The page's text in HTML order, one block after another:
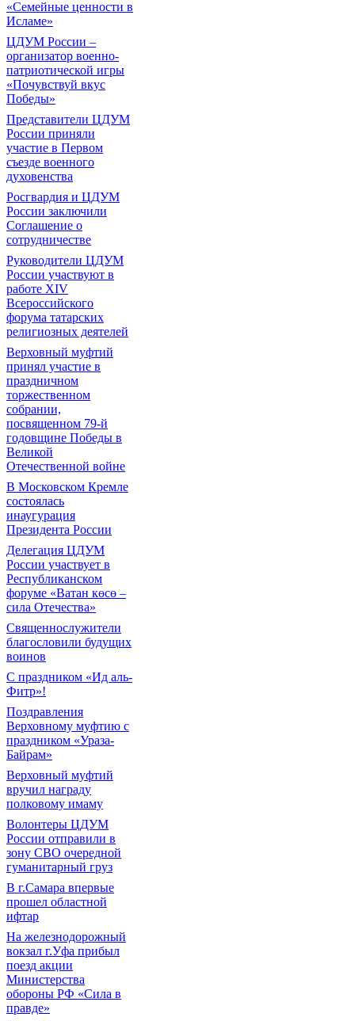
«Семейные ценности в
Исламе»
ЦДУМ России –
организатор военно-
патриотической игры
«Почувствуй вкус
Победы»
Представители ЦДУМ
России приняли
участие в Первом
съезде военного
духовенства
Росгвардия и ЦДУМ
России заключили
Соглашение о
сотрудничестве
Руководители ЦДУМ
России участвуют в
работе XIV
Всероссийского
форума татарских
религиозных деятелей
Верховный муфтий
принял участие в
праздничном
торжественном
собрании,
посвященном 79-й
годовщине Победы в
Великой
Отечественной войне
В Московском Кремле
состоялась
инаугурация
Президента России
Делегация ЦДУМ
России участвует в
Республиканском
форуме «Ватан көсө –
сила Отечества»
Священнослужители
благословили будущих
воинов
С праздником «Ид аль-
Фитр»!
Поздравления
Верховному муфтию с
праздником «Ураза-
Байрам»
Верховный муфтий
вручил награду
полковому имаму
Волонтеры ЦДУМ
России отправили в
зону СВО очередной
гуманитарный груз
В г.Самара впервые
прошел областной
ифтар
На железнодорожный
вокзал г.Уфа прибыл
поезд акции
Министерства
обороны РФ «Сила в
правде»